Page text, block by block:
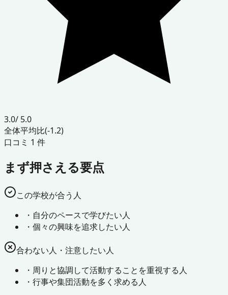
3.0/ 5.0
全体平均比(-1.2)
口コミ 1 件
まず押さえる要点
この学校が合う人
・ 自分のペースで学びたい人
・ 個々の興味を追求したい人
合わない人・注意したい人
・ 周りと協調して活動することを重視する人
・ 行事や集団活動を多く求める人